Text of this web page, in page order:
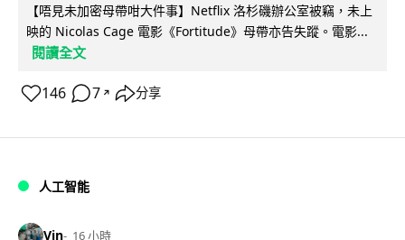
【唔見未加密母帶咁大件事】Netflix 洛杉磯辦公室被竊，未上
映的 Nicolas Cage 電影《Fortitude》母帶亦告失蹤。電影...
閱讀全文
146 7 ↗ 分享
人工智能
Vin 16 小時